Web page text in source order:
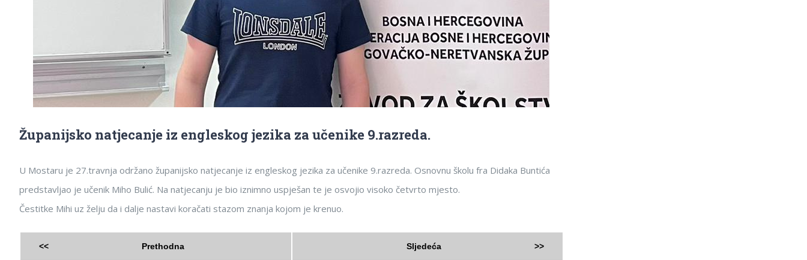
Županijsko natjecanje iz engleskog jezika za učenike 9.razreda.
U Mostaru je 27.travnja održano županijsko natjecanje iz engleskog jezika za učenike 9.razreda. Osnovnu školu fra Didaka Buntića
predstavljao je učenik Miho Bulić. Na natjecanju je bio iznimno uspješan te je osvojio visoko četvrto mjesto.
Čestitke Mihi uz želju da i dalje nastavi koračati stazom znanja kojom je krenuo.
<< Prethodna Sljedeća >>